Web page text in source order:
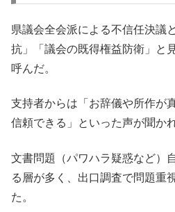
県議会全会派による不信任決議
抗」「議会の既得権益防衛」と
呼んだ。
支持者からは「お辞儀や所作が
信頼できる」といった声が聞かれ
文書問題（パワハラ疑惑など）
る層が多く、出口調査で問題重
た。